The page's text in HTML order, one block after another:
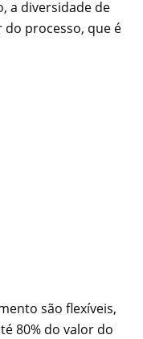
a diversidade de
do processo, que é
são flexíveis,
80% do valor do